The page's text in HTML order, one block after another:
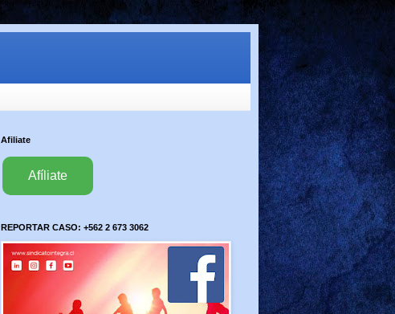
Afiliate
Afíliate
REPORTAR CASO: +562 2 673 3062